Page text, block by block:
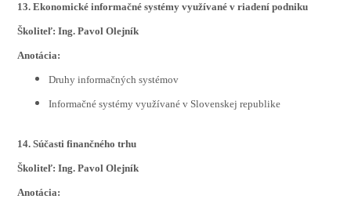
13. Ekonomické informačné systémy využívané v riadení podniku
Školiteľ: Ing. Pavol Olejník
Anotácia:
Druhy informačných systémov
Informačné systémy využívané v Slovenskej republike
14. Súčasti finančného trhu
Školiteľ: Ing. Pavol Olejník
Anotácia: